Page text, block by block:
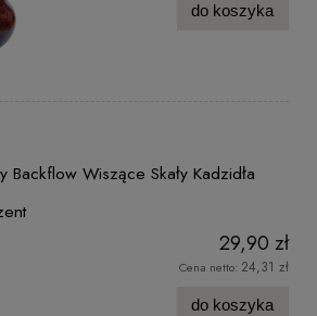
do koszyka
Backflow Wiszące Skały Kadzidła
29,90 zł
Cena netto: 24,31 zł
do koszyka